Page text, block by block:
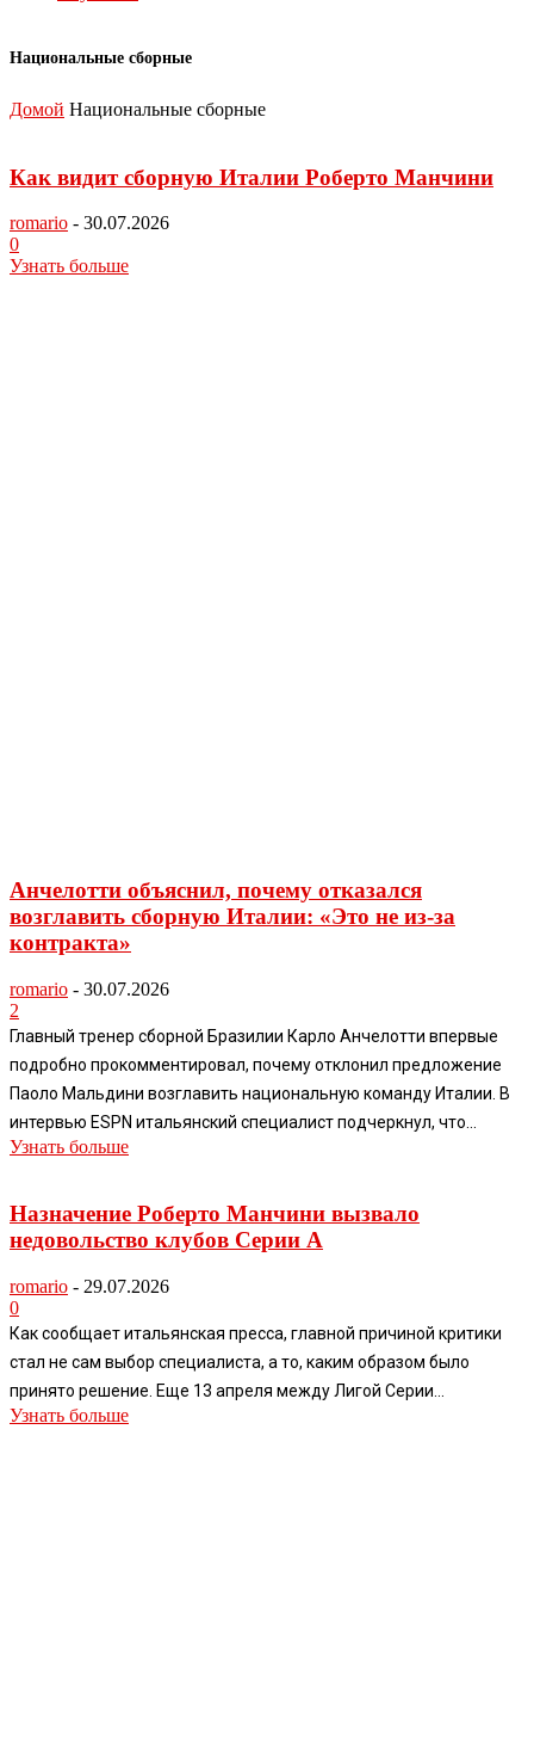
Национальные сборные
Домой Национальные сборные
Как видит сборную Италии Роберто Манчини
romario - 30.07.2026
0
Узнать больше
Анчелотти объяснил, почему отказался
возглавить сборную Италии: «Это не из-за
контракта»
romario - 30.07.2026
2
Главный тренер сборной Бразилии Карло Анчелотти впервые
подробно прокомментировал, почему отклонил предложение
Паоло Мальдини возглавить национальную команду Италии. В
интервью ESPN итальянский специалист подчеркнул, что...
Узнать больше
Назначение Роберто Манчини вызвало
недовольство клубов Серии А
romario - 29.07.2026
0
Как сообщает итальянская пресса, главной причиной критики
стал не сам выбор специалиста, а то, каким образом было
принято решение. Еще 13 апреля между Лигой Серии...
Узнать больше